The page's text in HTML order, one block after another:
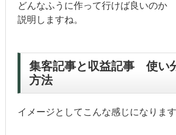
どんなふうに作って行けば良いのか
説明しますね。
集客記事と収益記事 使い
方法
イメージとしてこんな感じになります